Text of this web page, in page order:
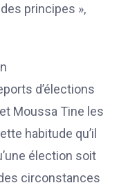
principes »,
d’élections
Moussa Tine les
habitude qu’il
élection soit
circonstances